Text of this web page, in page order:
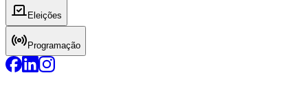
Eleições
Programação